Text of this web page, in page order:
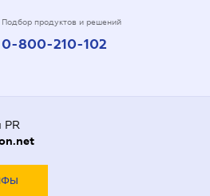
Подбор продуктов и решений
0-800-210-102
PR